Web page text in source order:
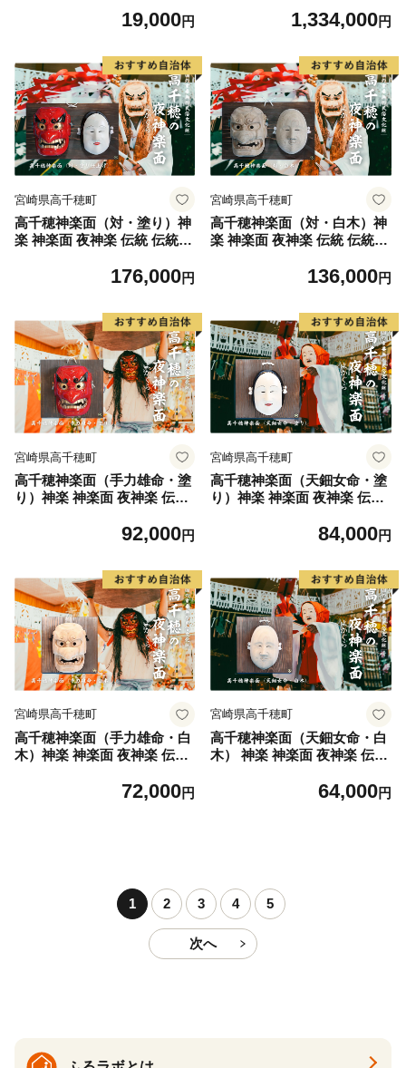
19,000円
日本酒 焼酎 ワイン ビール 木
り
1,334,000円
宮崎県高千穂町
高千穂神楽面（対・塗り）神
楽 神楽面 夜神楽 伝統 伝統工
楽面 面 お面 仮面 神事 神人
説 贈答 贈り物 ギフト おすす
め 装飾品 飾り インテリア 宮
崎県 高千穂町 _Tk014-018
176,000円
宮崎県高千穂町
高千穂神楽面（対・白木）神
楽 神楽面 夜神楽 伝統 伝統工
楽面 面 お面 仮面 神事 神人
説 贈答 贈り物 ギフト おすす
め 装飾品 飾り インテリア 宮
崎県 高千穂町 _Tk014-017
136,000円
宮崎県高千穂町
高千穂神楽面（手力雄命・塗
り）神楽 神楽面 夜神楽 伝統
飾用神楽面 面 お面 仮面 神事
戸伝説 贈答 贈り物 ギフト お
すすめ 装飾品 飾り インテリ
ア 宮崎県 高千穂町 _Tk014-0
16
92,000円
宮崎県高千穂町
高千穂神楽面（天鈿女命・塗
り）神楽 神楽面 夜神楽 伝統
飾用神楽面 面 お面 仮面 神事
説 贈答 贈り物 ギフト おすす
め 装飾品 飾り インテリア 宮
崎県 高千穂町 _Tk014-015
84,000円
宮崎県高千穂町
高千穂神楽面（手力雄命・白
木）神楽 神楽面 夜神楽 伝統
飾用神楽面 面 お面 仮面 神事
72,000円
宮崎県高千穂町
高千穂神楽面（天鈿女命・白
木） 神楽 神楽面 夜神楽 伝統
飾用神楽面 面 お面 仮面 神事
13
64,000円
1 2 3 4 5
次へ